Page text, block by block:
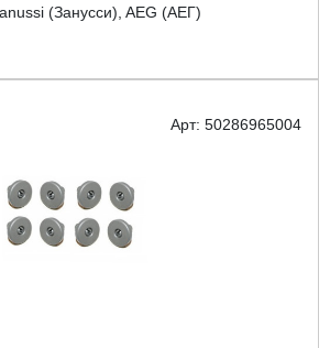
(Занусси), AEG (АЕГ)
Арт: 50286965004